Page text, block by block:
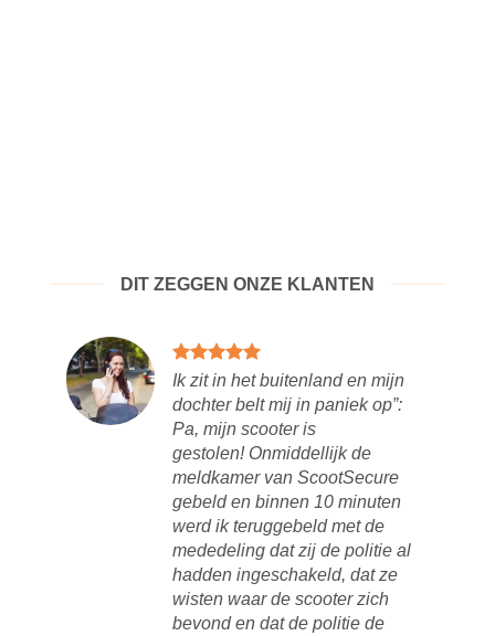
DIT ZEGGEN ONZE KLANTEN
Ik zit in het buitenland en mijn
dochter belt mij in paniek op”:
Pa, mijn scooter is
gestolen! Onmiddellijk de
meldkamer van ScootSecure
gebeld en binnen 10 minuten
werd ik teruggebeld met de
mededeling dat zij de politie al
hadden ingeschakeld, dat ze
wisten waar de scooter zich
bevond en dat de politie de